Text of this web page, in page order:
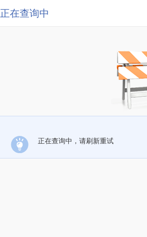
正在查询中
正在查询中，请刷新重试